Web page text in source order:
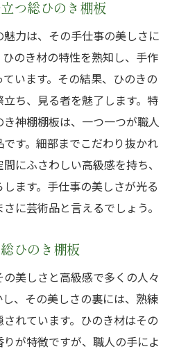
つ総ひのき棚板
力は、その手仕事の美しさに
のき材の特性を熟知し、手作
います。その結果、ひのきの
ち、見る者を魅了します。特
神棚棚板は、一つ一つが職人
す。細部までこだわり抜かれ
にふさわしい高級感を持ち、
ます。手仕事の美しさが光る
に芸術品と言えるでしょう。
ひのき棚板
美しさと高級感で多くの人々
、その美しさの裏には、熟練
れています。ひのき材はその
が特徴ですが、職人の手によ